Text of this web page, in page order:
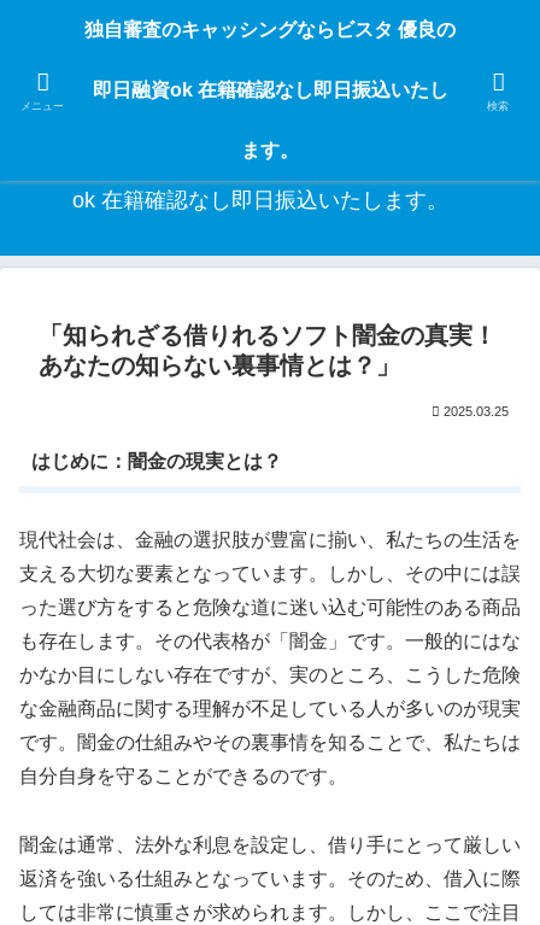
独自審査のフリーローンならビスタなら24時間365日 在籍確認なしで借りれる
な入用があっても安心！融資率97％！仕事をしている人ならブラックでも給料
日返済の１ヶ月融資で借りられるから安心！
独自審査のキャッシングならビスタ 優良の即日融資
ok 在籍確認なし即日振込いたします。
「知られざる借りれるソフト闇金の真実！
あなたの知らない裏事情とは？」
2025.03.25
はじめに：闇金の現実とは？
現代社会は、金融の選択肢が豊富に揃い、私たちの生活を
支える大切な要素となっています。しかし、その中には誤
った選び方をすると危険な道に迷い込む可能性のある商品
も存在します。その代表格が「闇金」です。一般的にはな
かなか目にしない存在ですが、実のところ、こうした危険
な金融商品に関する理解が不足している人が多いのが現実
です。闇金の仕組みやその裏事情を知ることで、私たちは
自分自身を守ることができるのです。
闇金は通常、法外な利息を設定し、借り手にとって厳しい
返済を強いる仕組みとなっています。そのため、借入に際
しては非常に慎重さが求められます。しかし、ここで注目
メニュー
独自審査のキャッシングならビスタ 優良の
即日融資ok 在籍確認なし即日振込いたし
ます。
検索